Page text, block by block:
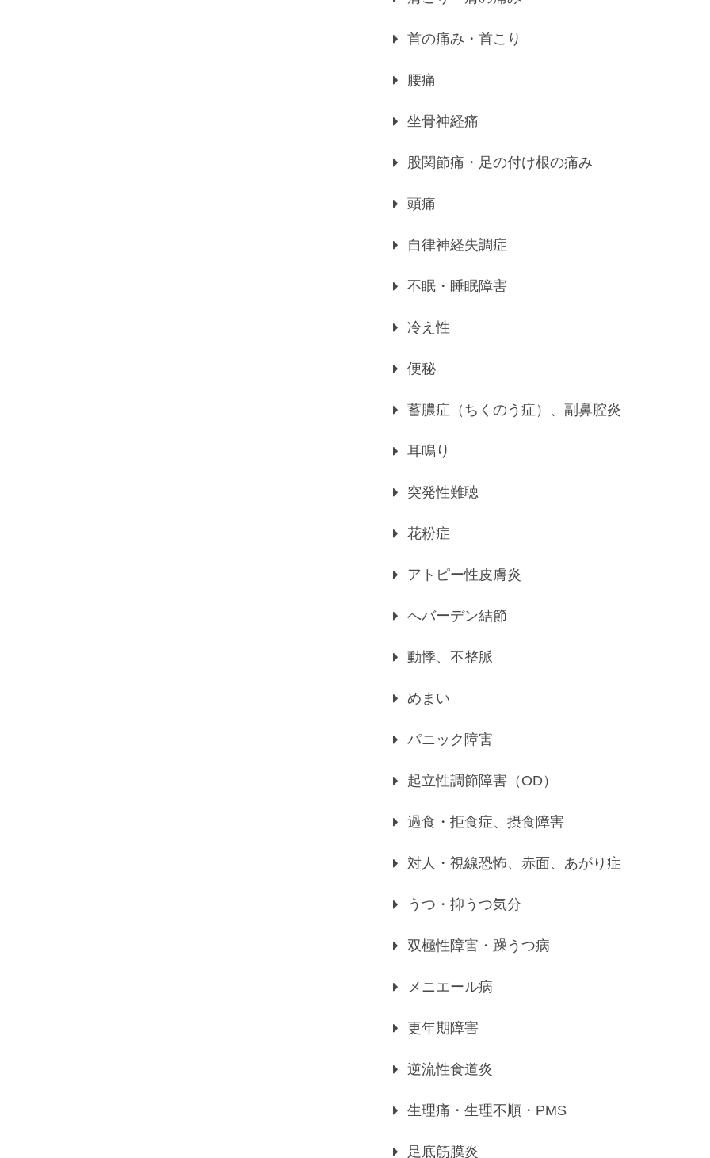
首の痛み・首こり
腰痛
坐骨神経痛
股関節痛・足の付け根の痛み
頭痛
自律神経失調症
不眠・睡眠障害
冷え性
便秘
蓄膿症（ちくのう症）、副鼻腔炎
耳鳴り
突発性難聴
花粉症
アトピー性皮膚炎
へバーデン結節
動悸、不整脈
めまい
パニック障害
起立性調節障害（OD）
過食・拒食症、摂食障害
対人・視線恐怖、赤面、あがり症
うつ・抑うつ気分
双極性障害・躁うつ病
メニエール病
更年期障害
逆流性食道炎
生理痛・生理不順・PMS
足底筋膜炎